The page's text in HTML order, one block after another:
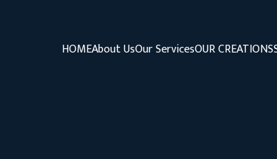
HOMEAbout UsOur ServicesOUR CREATIONS